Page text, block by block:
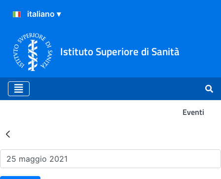
Istituto Superiore di Sanità
Eventi
Risultati della Ricerca -